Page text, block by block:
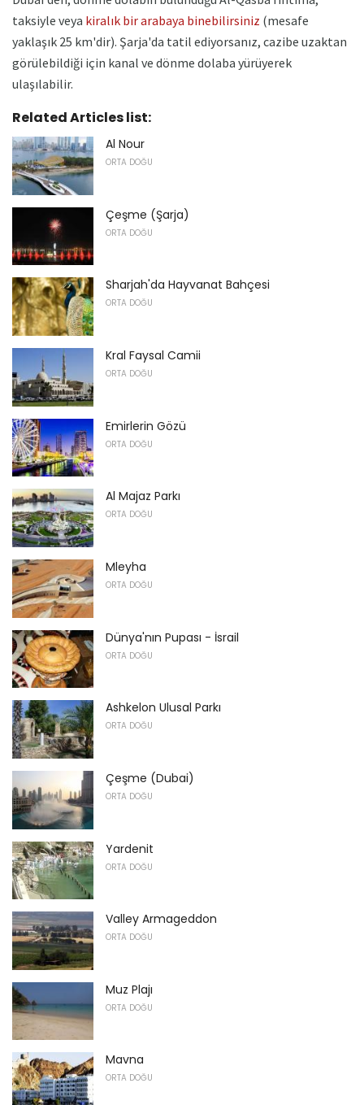
taksiyle veya kiralık bir arabaya binebilirsiniz (mesafe
yaklaşık 25 km'dir). Şarja'da tatil ediyorsanız, cazibe uzaktan
görülebildiği için kanal ve dönme dolaba yürüyerek
ulaşılabilir.
Related Articles list:
Al Nour
ORTA DOĞU
Çeşme (Şarja)
ORTA DOĞU
Sharjah'da Hayvanat Bahçesi
ORTA DOĞU
Kral Faysal Camii
ORTA DOĞU
Emirlerin Gözü
ORTA DOĞU
Al Majaz Parkı
ORTA DOĞU
Mleyha
ORTA DOĞU
Dünya'nın Pupası - İsrail
ORTA DOĞU
Ashkelon Ulusal Parkı
ORTA DOĞU
Çeşme (Dubai)
ORTA DOĞU
Yardenit
ORTA DOĞU
Valley Armageddon
ORTA DOĞU
Muz Plajı
ORTA DOĞU
Mavna
ORTA DOĞU